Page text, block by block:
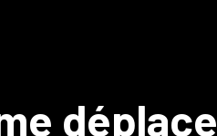
déplace